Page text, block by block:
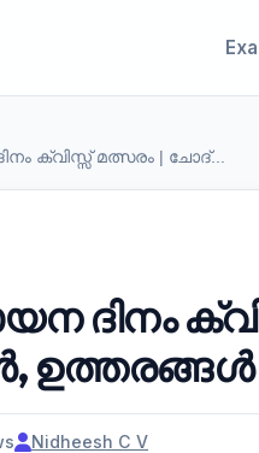
ക്വിസ്സ് മത്സരം | ചോദ്...
ദിനം
ഉത്തരങ്ങൾ
Nidheesh C V